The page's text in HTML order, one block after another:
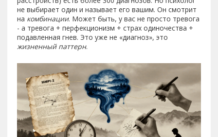
не выбирает один и называет его вашим. Он смотрит
на комбинации. Может быть, у вас не просто тревога
- а тревога + перфекционизм + страх одиночества +
подавленная гнев. Это уже не «диагноз», это
жизненный паттерн.